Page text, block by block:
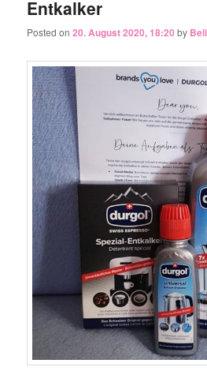
Entkalker
Posted on20. August 2020, 18:20 by